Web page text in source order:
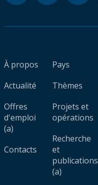
À propos
Actualité
Offres
d'emploi
(a)
Contacts
Pays
Thèmes
Projets et
opérations
Recherche
et
publications
(a)